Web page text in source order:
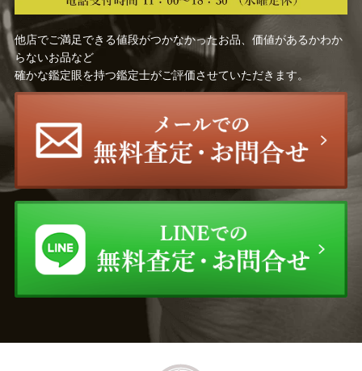
他店でご満足できる値段がつかなかったお品、価値があるかわか
らないお品など
確かな鑑定眼を持つ鑑定士がご評価させていただきます。